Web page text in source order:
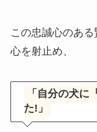
この忠誠心のあ
心を射止め、
「自分の犬に
た!」